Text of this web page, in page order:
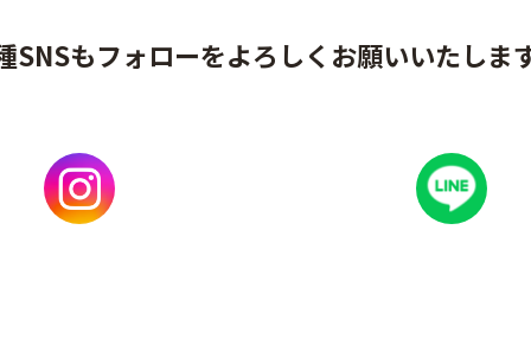
SNSもフォローをよろしくお願いいたしま